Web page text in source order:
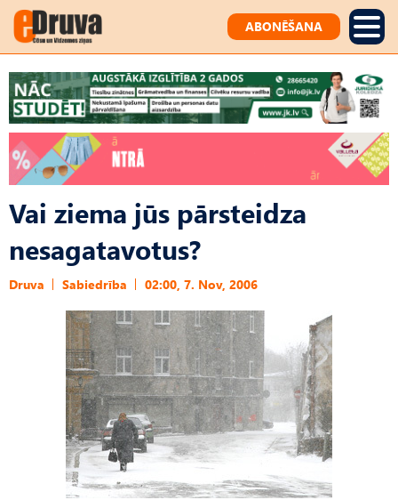
ABONĒŠANA
Vai ziema jūs pārsteidza
nesagatavotus?
Druva Sabiedrība 02:00, 7. Nov, 2006